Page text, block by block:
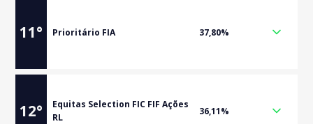
11° Prioritário FIA 37,80%
12°
Equitas Selection FIC FIF Ações
RL
36,11%